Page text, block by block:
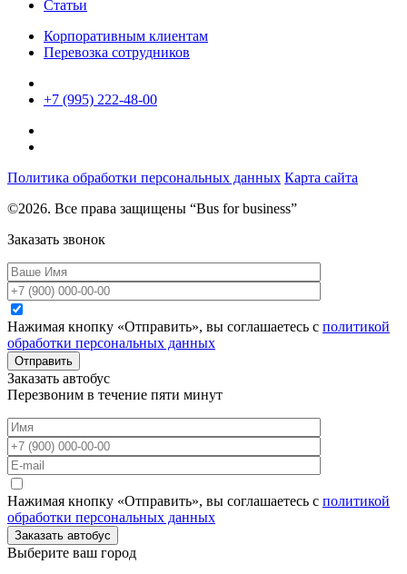
Статьи
Корпоративным клиентам
Перевозка сотрудников
+7 (995) 222-48-00
Политика обработки персональных данных Карта сайта
©2026. Все права защищены “Bus for business”
Заказать звонок
Нажимая кнопку «Отправить», вы соглашаетесь с политикой
обработки персональных данных
Отправить
Заказать автобус
Перезвоним в течение пяти минут
Нажимая кнопку «Отправить», вы соглашаетесь с политикой
обработки персональных данных
Заказать автобус
Выберите ваш город